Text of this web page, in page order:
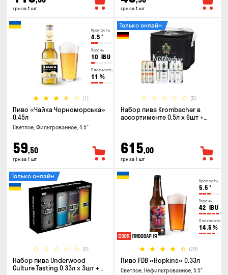
грн за 1 шт грн за 1 шт
Крепость
4.5 °
Горечь
10 IBU
Плотность
11 %
(1)
Пиво «Чайка Чорноморська»
0.45л
Светлое, Фильтрованное, 4.5°
59,50
грн за 1 шт
(0)
Только онлайн
Набор пива Krombacher в
ассортименте 0.5л х 6шт +
615,00
грн за 1 шт
(0)
Только онлайн
Набор пива Underwood
Culture Tasting 0.33л x 3шт +
Крепость
5.5 °
Горечь
42 IBU
Плотность
14.5 %
(28)
Пиво FDB «Hopkins» 0.33л
Светлое, Нефильтрованное, 5.5°